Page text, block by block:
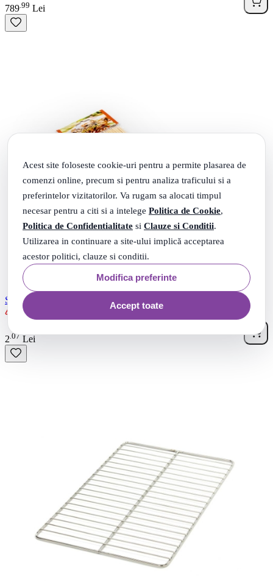
Acest site foloseste cookie-uri pentru a permite plasarea de
comenzi online, precum si pentru analiza traficului si a
preferintelor vizitatorilor. Va rugam sa alocati timpul
necesar pentru a citi si a intelege Politica de Cookie,
Politica de Confidentialitate si Clauze si Conditii.
Utilizarea in continuare a site-ului implică acceptarea
acestor politici, clauze si conditii.
Modifica preferinte
Accept toate
789 99 Lei
Set 100 tepuse frigarui, lungime 250 mm
Ultimul produs in stoc
2 07 Lei